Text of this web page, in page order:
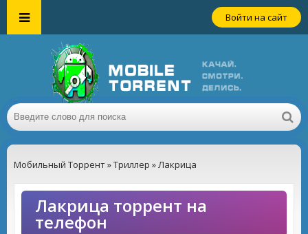
Войти на сайт
Мобильный Торрент»Триллер » Лакрица
Лакрица торрент на
телефон